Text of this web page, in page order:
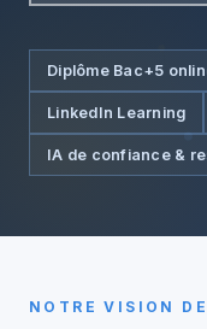
Diplôme Bac+5
LinkedIn Learning
IA de confiance &
NOTRE VISION